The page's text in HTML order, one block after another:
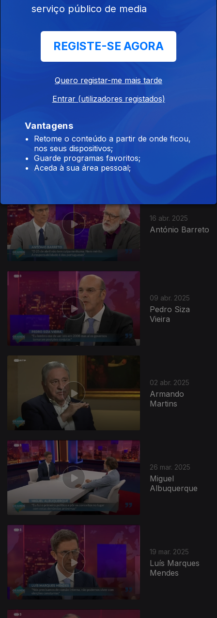
28 mai. 2025
Carneiro
Joaquim
Miranda
16 abr. 2025
António Barreto
09 abr. 2025
Pedro Siza
Vieira
02 abr. 2025
Armando
Martins
26 mar. 2025
Miguel
Albuquerque
19 mar. 2025
Luís Marques
Mendes
serviço público de media
REGISTE-SE AGORA
Quero registar-me mais tarde
Entrar (utilizadores registados)
Vantagens
Retome o conteúdo a partir de onde ficou,
nos seus dispositivos;
Guarde programas favoritos;
Aceda à sua área pessoal;